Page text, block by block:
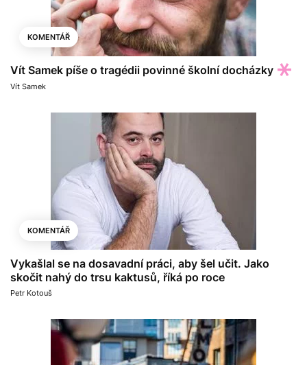
KOMENTÁŘ
Vít Samek píše o tragédii povinné školní docházky
Vít Samek
KOMENTÁŘ
Vykašlal se na dosavadní práci, aby šel učit. Jako
skočit nahý do trsu kaktusů, říká po roce
Petr Kotouš